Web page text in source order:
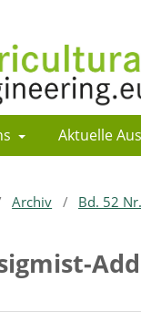
Aktuelle
Archiv / Bd. 52